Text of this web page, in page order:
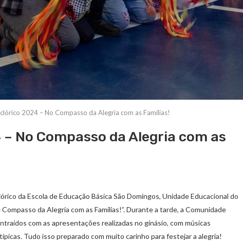
2024 – No Compasso da Alegria com as Famílias!
No Compasso da Alegria com as
da Escola de Educação Básica São Domingos, Unidade Educacional do
da Alegria com as Famílias!”. Durante a tarde, a Comunidade
com as apresentações realizadas no ginásio, com músicas
Tudo isso preparado com muito carinho para festejar a alegria!